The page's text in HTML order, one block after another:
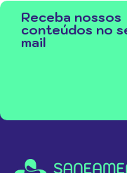
Receba nossos
conteúdos no
mail